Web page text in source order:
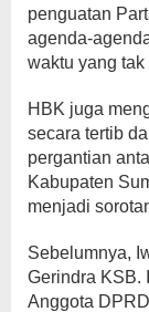
penguatan
agenda-
waktu yang
HBK juga
secara tertib
pergantian
Kabupaten
menjadi
Sebelumnya,
Gerindra KSB.
Anggota